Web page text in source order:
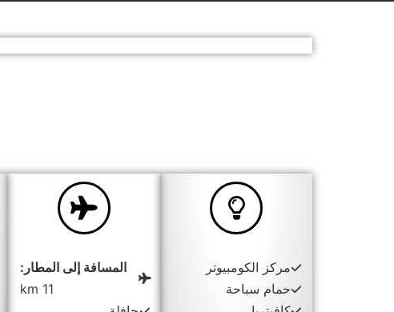
مركز الكومبيوتر
حمام سباحة
المسافة إلى المطار:
11 km